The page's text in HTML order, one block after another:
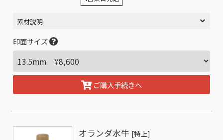
素材説明
印面サイズ
ご購入手続きへ
オランダ水牛 [特上]